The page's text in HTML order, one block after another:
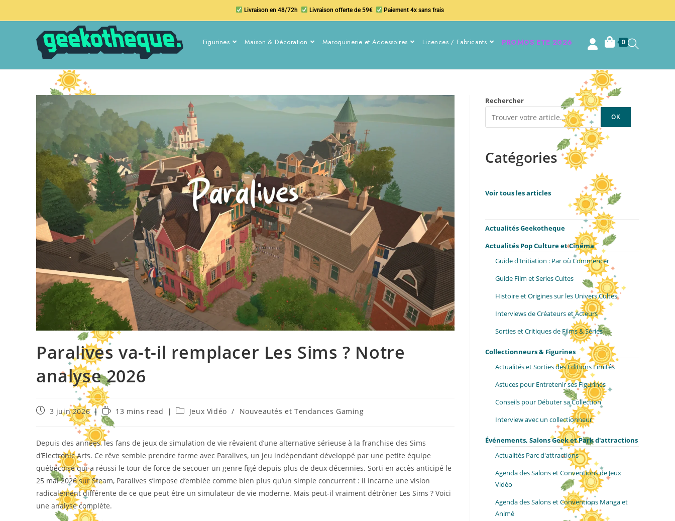
Livraison en 48/72h Livraison offerte de 59€ Paiement 4x sans frais
Figurines Maison & Décoration Maroquinerie et Accessoires Licences / Fabricants PROMOS ETE 2026 0
Paralives va-t-il remplacer Les Sims ? Notre
analyse 2026
3 juin 2026 13 mins read Jeux Vidéo / Nouveautés et Tendances Gaming
Depuis des années, les fans de jeux de simulation de vie rêvaient d’une alternative sérieuse à la franchise des Sims
d’Electronic Arts. Ce rêve semble prendre forme avec Paralives, un jeu indépendant développé par une petite équipe
québécoise qui a réussi le tour de force de secouer un genre figé depuis plus de deux décennies. Sorti en accès anticipé le
25 mai 2026 sur Steam, Paralives s’impose d’emblée comme bien plus qu’un simple concurrent : il incarne une vision
radicalement différente de ce que peut être un simulateur de vie moderne. Mais peut-il vraiment détrôner Les Sims ? Voici
une analyse complète.
Rechercher
OK
Catégories
Voir tous les articles
Actualités Geekotheque
Actualités Pop Culture et Cinéma
Guide d'Initiation : Par où Commencer
Guide Film et Series Cultes
Histoire et Origines sur les Univers Cultes
Interviews de Créateurs et Acteurs
Sorties et Critiques de Films & Séries
Collectionneurs & Figurines
Actualités et Sorties des Éditions Limités
Astuces pour Entretenir ses Figurines
Conseils pour Débuter sa Collection
Interview avec un collectionneur
Événements, Salons Geek et Park d'attractions
Actualités Parc d'attractions
Agenda des Salons et Conventions de Jeux
Vidéo
Agenda des Salons et Conventions Manga et
Animé